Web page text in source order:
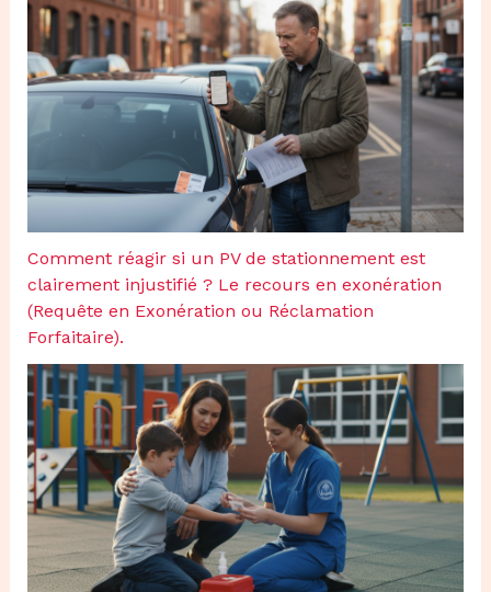
Comment réagir si un PV de stationnement est
clairement injustifié ? Le recours en exonération
(Requête en Exonération ou Réclamation
Forfaitaire).